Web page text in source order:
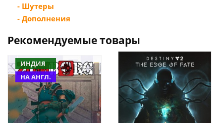
- Шутеры
- Дополнения
Рекомендуемые товары
ИНДИЯ
НА АНГЛ.